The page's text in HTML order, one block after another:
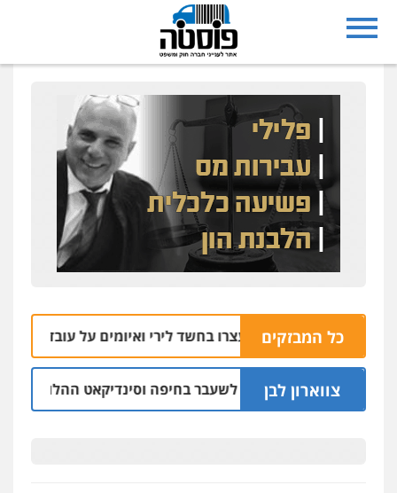
כל המבזקים
תל שבע: שניים נעצרו בחשד לירי ואיומים על עובדי חברת חשמל
צווארון לבן
אישום: יו"ר ש"ס לשעבר בחיפה וסינדיקאט ההלוואות של